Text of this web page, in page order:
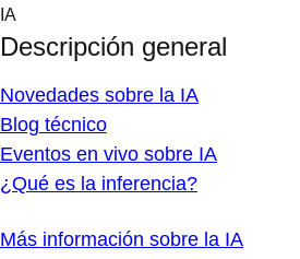
Skip
content
IA
Descripción general
Novedades sobre la IA
Blog técnico
Eventos en vivo sobre IA
¿Qué es la inferencia?
Más información sobre la IA